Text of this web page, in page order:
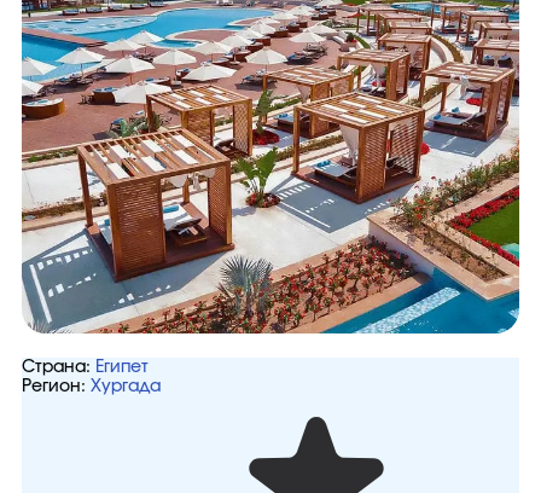
Страна: Египет
Регион: Хургада